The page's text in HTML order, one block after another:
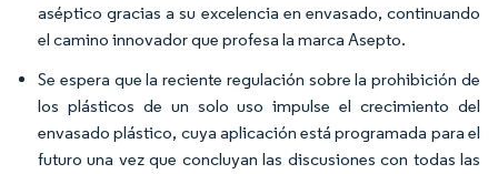
aséptico gracias a su excelencia en envasado, continuando
el camino innovador que profesa la marca Asepto.
Se espera que la reciente regulación sobre la prohibición de
los plásticos de un solo uso impulse el crecimiento del
envasado plástico, cuya aplicación está programada para el
futuro una vez que concluyan las discusiones con todas las